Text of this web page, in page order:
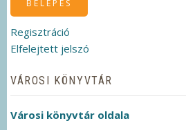
Regisztráció
Elfelejtett jelszó
VÁROSI KÖNYVTÁR
Városi könyvtár oldala